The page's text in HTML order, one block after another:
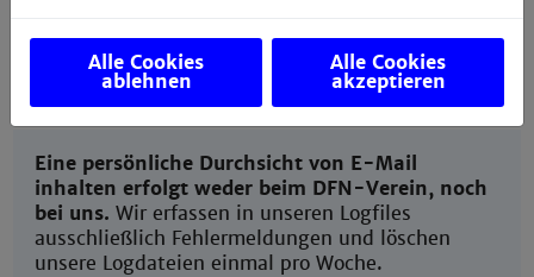
hier verwendet werden, hilft das natürlich nichts.
Eine persönliche Durchsicht von E-Mail
inhalten erfolgt weder beim DFN-Verein, noch
bei uns.Wir erfassen in unseren Logfiles
ausschließlich Fehlermeldungen und löschen
unsere Logdateien einmal pro Woche.
Alle Cookies
ablehnen
Alle Cookies
akzeptieren